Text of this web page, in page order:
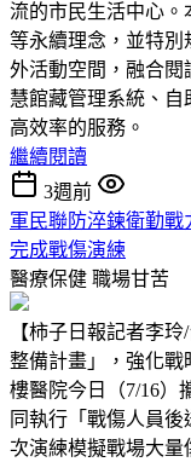
流的市民生活中心。
等永續理念，並特別
外活動空間，融合閱
慧館藏管理系統、自
高效率的服務。
繼續閱讀
3週前
軍民聯防淬鍊衛勤
完成戰傷演練
醫療保健 職場甘苦
【柿子日報記者李
整備計畫」，強化戰
樓醫院今日（7/16）
同執行「戰傷人員
次演練模擬戰場大量